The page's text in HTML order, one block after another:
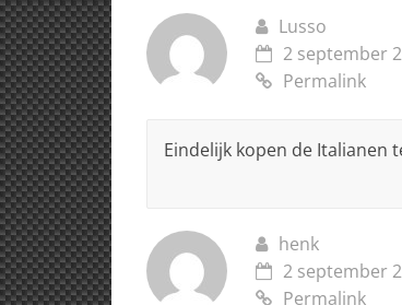
Lusso
2 september
Permalink
Eindelijk kopen de Italianen
henk
2 september
Permalink